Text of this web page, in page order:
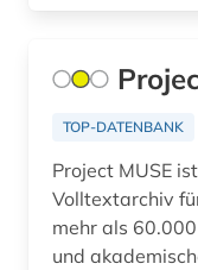
erbrecht (1)
erde (1)
TOP-DATENBANK
Project MUSE
Volltextarchiv
mehr als
und